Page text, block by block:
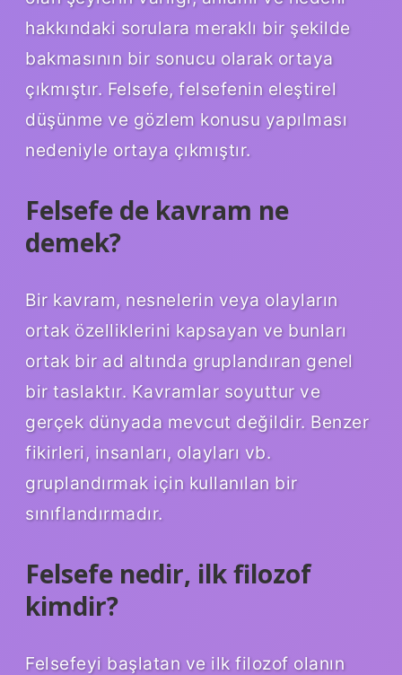
hakkındaki sorulara meraklı bir şekilde
bakmasının bir sonucu olarak ortaya
çıkmıştır. Felsefe, felsefenin eleştirel
düşünme ve gözlem konusu yapılması
nedeniyle ortaya çıkmıştır.
Felsefe de kavram ne
demek?
Bir kavram, nesnelerin veya olayların
ortak özelliklerini kapsayan ve bunları
ortak bir ad altında gruplandıran genel
bir taslaktır. Kavramlar soyuttur ve
gerçek dünyada mevcut değildir. Benzer
fikirleri, insanları, olayları vb.
gruplandırmak için kullanılan bir
sınıflandırmadır.
Felsefe nedir, ilk filozof
kimdir?
Felsefeyi başlatan ve ilk filozof olanın